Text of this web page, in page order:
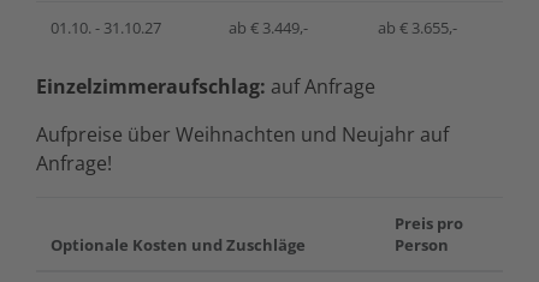
01.10. - 31.10.27 ab € 3.449,- ab € 3.655,-
Einzelzimmeraufschlag: auf Anfrage
Aufpreise über Weihnachten und Neujahr auf
Anfrage!
Optionale Kosten und Zuschläge
Preis pro
Person